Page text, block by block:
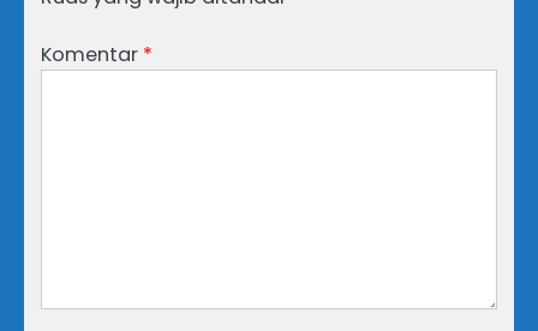
Komentar *